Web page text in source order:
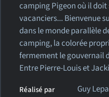
camping Pigeon où il doit
vacanciers... Bienvenue
dans le monde parallèle
camping, la colorée
fermement le gouvernail
Entre Pierre-Louis et
Réalisé par Guy